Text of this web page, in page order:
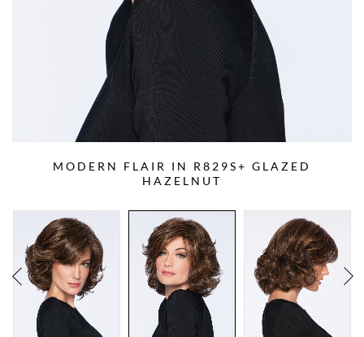
MODERN FLAIR IN R829S+ GLAZED
HAZELNUT